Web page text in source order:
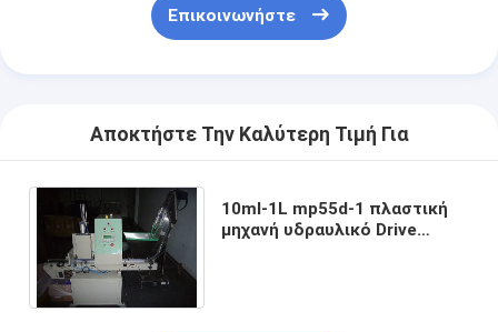
Επικοινωνήστε
Αποκτήστε Την Καλύτερη Τιμή Για
10ml-1L mp55d-1 πλαστική
μηχανή υδραυλικό Drive